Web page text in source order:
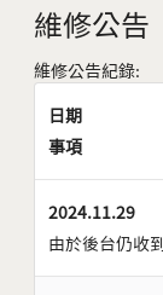
維修公告
維修公告紀錄:
日期
事項
2024.11.29
由於後台仍收